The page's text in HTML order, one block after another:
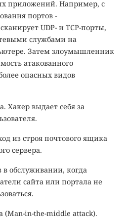
приложений. Например, с
портов -
UDP- и TCP-порты,
службами на
Затем злоумышленник
атакованного
опасных видов
Хакер выдает себя за
из строя почтового ящика
сервера.
в обслуживании, когда
сайта или портала не
(Man-in-the-middle attack).